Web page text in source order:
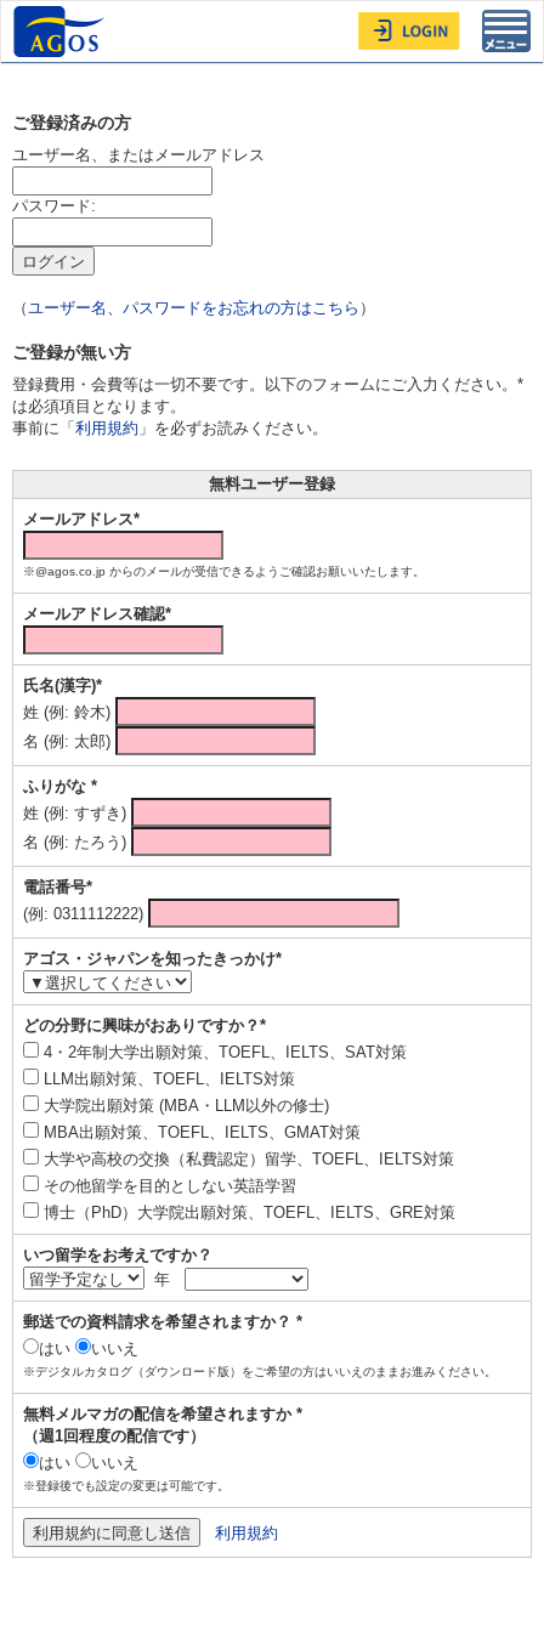
ご登録済みの方
ユーザー名、またはメールアドレス
パスワード:
（ユーザー名、パスワードをお忘れの方はこちら ）
ご登録が無い方
登録費用・会費等は一切不要です。以下のフォームにご入力ください。*
は必須項目となります。
事前に「 利用規約 」を必ずお読みください。
無料ユーザー登録
メールアドレス*
※@agos.co.jp からのメールが受信できるようご確認お願いいたします。
メールアドレス確認*
氏名(漢字)*
姓 (例: 鈴木)
名 (例: 太郎)
ふりがな *
姓 (例: すずき)
名 (例: たろう)
電話番号*
(例: 0311112222)
アゴス・ジャパンを知ったきっかけ*
どの分野に興味がおありですか？*
4・2年制大学出願対策、TOEFL、IELTS、SAT対策
LLM出願対策、TOEFL、IELTS対策
大学院出願対策 (MBA・LLM以外の修士)
MBA出願対策、TOEFL、IELTS、GMAT対策
大学や高校の交換（私費認定）留学、TOEFL、IELTS対策
その他留学を目的としない英語学習
博士（PhD）大学院出願対策、TOEFL、IELTS、GRE対策
いつ留学をお考えですか？
年
郵送での資料請求を希望されますか？ *
はい
いいえ
※デジタルカタログ（ダウンロード版）をご希望の方はいいえのままお進みください。
無料メルマガの配信を希望されますか *
（週1回程度の配信です）
はい
いいえ
※登録後でも設定の変更は可能です。
利用規約